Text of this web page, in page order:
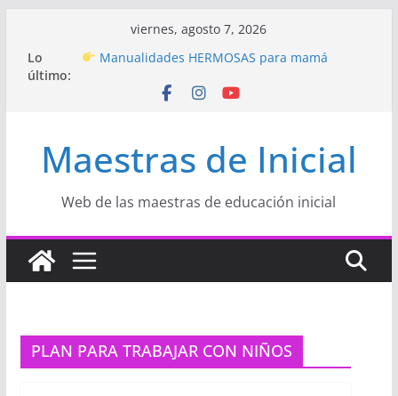
contenido
viernes, agosto 7, 2026
Lo
último:
Hermosos dibujos para MAMÁ: colorea con
Manualidades HERMOSAS para mamá
(fáciles y llenas de amor)
Semana de la Educación Inicial 2026”
Proyecto
“Celebramos con Alegría la Semana
de la Educación Inicial»
Proyecto de Aprendizaje
Un regalo para
Mamá hecho con amor
Maestras de Inicial
Web de las maestras de educación inicial
PLAN PARA TRABAJAR CON NIÑOS